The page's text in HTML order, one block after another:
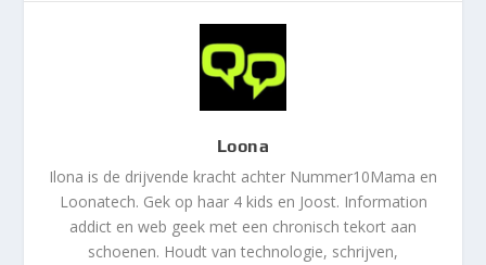
Loona
Ilona is de drijvende kracht achter Nummer10Mama en
Loonatech. Gek op haar 4 kids en Joost. Information
addict en web geek met een chronisch tekort aan
schoenen. Houdt van technologie, schrijven,